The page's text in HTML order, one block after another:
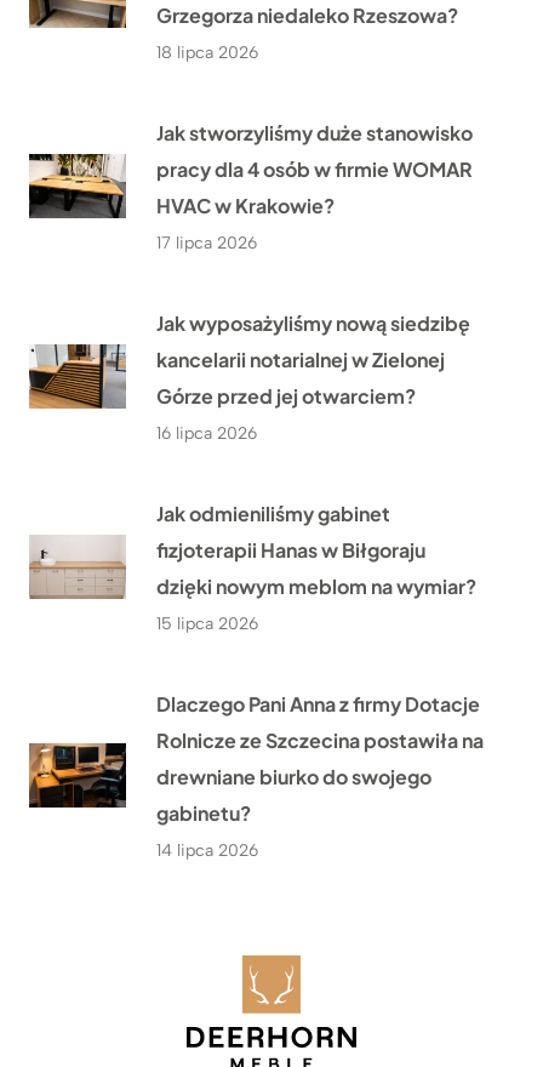
Grzegorza niedaleko Rzeszowa?
18 lipca 2026
Jak stworzyliśmy duże stanowisko
pracy dla 4 osób w firmie WOMAR
HVAC w Krakowie?
17 lipca 2026
Jak wyposażyliśmy nową siedzibę
kancelarii notarialnej w Zielonej
Górze przed jej otwarciem?
16 lipca 2026
Jak odmieniliśmy gabinet
fizjoterapii Hanas w Biłgoraju
dzięki nowym meblom na wymiar?
15 lipca 2026
Dlaczego Pani Anna z firmy Dotacje
Rolnicze ze Szczecina postawiła na
drewniane biurko do swojego
gabinetu?
14 lipca 2026